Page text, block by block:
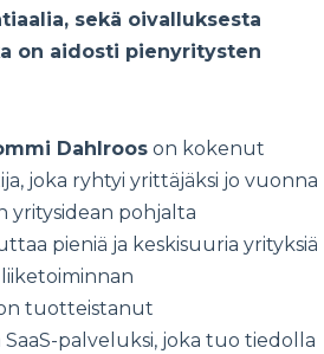
sekä oivalluksesta
on aidosti pienyritysten
Dahlroos on kokenut
joka ryhtyi yrittäjäksi jo vuonna
yritysidean pohjalta
pieniä ja keskisuuria yrityksiä
on tuotteistanut
palveluksi, joka tuo tiedolla